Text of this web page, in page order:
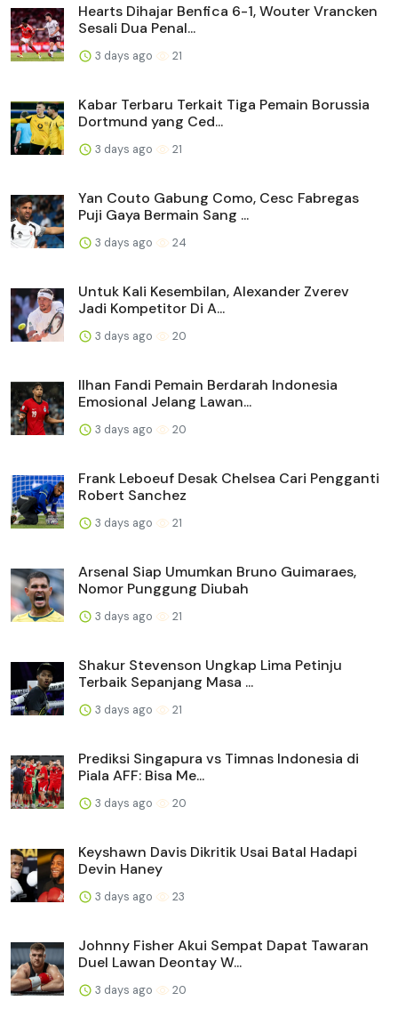
Hearts Dihajar Benfica 6-1, Wouter Vrancken
Sesali Dua Penal...
3 days ago 21
Kabar Terbaru Terkait Tiga Pemain Borussia
Dortmund yang Ced...
3 days ago 21
Yan Couto Gabung Como, Cesc Fabregas
Puji Gaya Bermain Sang ...
3 days ago 24
Untuk Kali Kesembilan, Alexander Zverev
Jadi Kompetitor Di A...
3 days ago 20
Ilhan Fandi Pemain Berdarah Indonesia
Emosional Jelang Lawan...
3 days ago 20
Frank Leboeuf Desak Chelsea Cari Pengganti
Robert Sanchez
3 days ago 21
Arsenal Siap Umumkan Bruno Guimaraes,
Nomor Punggung Diubah
3 days ago 21
Shakur Stevenson Ungkap Lima Petinju
Terbaik Sepanjang Masa ...
3 days ago 21
Prediksi Singapura vs Timnas Indonesia di
Piala AFF: Bisa Me...
3 days ago 20
Keyshawn Davis Dikritik Usai Batal Hadapi
Devin Haney
3 days ago 23
Johnny Fisher Akui Sempat Dapat Tawaran
Duel Lawan Deontay W...
3 days ago 20